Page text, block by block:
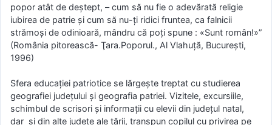
popor atât de deştept, – cum să nu fie o adevărată religie
iubirea de patrie şi cum să nu-ţi ridici fruntea, ca falnicii
strămoşi de odinioară, mândru că poţi spune : «Sunt român!»”
(România pitorească- Ţara.Poporul., Al Vlahuţă, Bucureşti,
1996)
Sfera educaţiei patriotice se lărgeşte treptat cu studierea
geografiei judeţului şi geografia patriei. Vizitele, excursiile,
schimbul de scrisori și informaţii cu elevii din județul natal,
dar și din alte judeţe ale ţării, transpun copilul cu privirea pe